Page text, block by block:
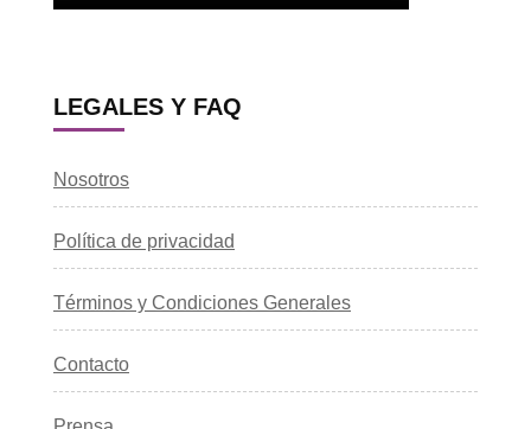
LEGALES Y FAQ
Nosotros
Política de privacidad
Términos y Condiciones Generales
Contacto